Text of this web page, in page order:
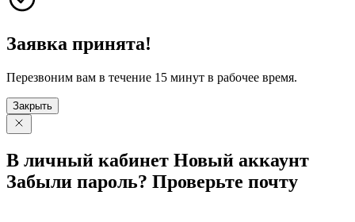
Заявка принята!
Перезвоним вам в течение 15 минут в рабочее время.
Закрыть
В личный кабинет Новый аккаунт
Забыли пароль? Проверьте почту